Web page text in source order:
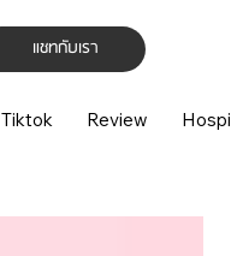
แชทกับเรา
Tiktok Review